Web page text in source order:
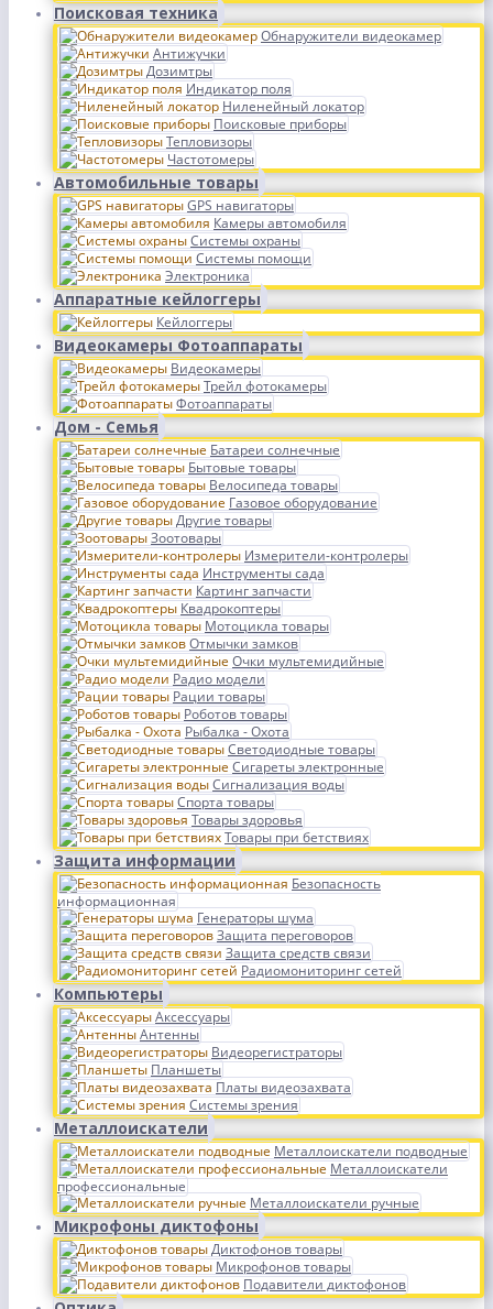
Поисковая техника
Обнаружители видеокамер
Антижучки
Дозимтры
Индикатор поля
Ниленейный локатор
Поисковые приборы
Тепловизоры
Частотомеры
Автомобильные товары
GPS навигаторы
Камеры автомобиля
Системы охраны
Системы помощи
Электроника
Аппаратные кейлоггеры
Кейлоггеры
Видеокамеры Фотоаппараты
Видеокамеры
Трейл фотокамеры
Фотоаппараты
Дом - Семья
Батареи солнечные
Бытовые товары
Велосипеда товары
Газовое оборудование
Другие товары
Зоотовары
Измерители-контролеры
Инструменты сада
Картинг запчасти
Квадрокоптеры
Мотоцикла товары
Отмычки замков
Очки мультемидийные
Радио модели
Рации товары
Роботов товары
Рыбалка - Охота
Светодиодные товары
Сигареты электронные
Сигнализация воды
Спорта товары
Товары здоровья
Товары при бетствиях
Защита информации
Безопасность
информационная
Генераторы шума
Защита переговоров
Защита средств связи
Радиомониторинг сетей
Компьютеры
Аксессуары
Антенны
Видеорегистраторы
Планшеты
Платы видеозахвата
Системы зрения
Металлоискатели
Металлоискатели подводные
Металлоискатели
профессиональные
Металлоискатели ручные
Микрофоны диктофоны
Диктофонов товары
Микрофонов товары
Подавители диктофонов